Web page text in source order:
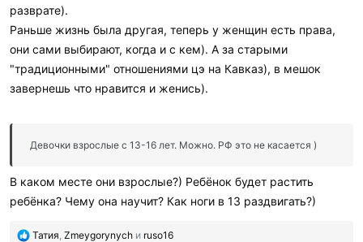
разврате).
Раньше жизнь была другая, теперь у женщин есть права,
они сами выбирают, когда и с кем). А за старыми
"традиционными" отношениями цэ на Кавказ), в мешок
завернешь что нравится и женись).
Девочки взрослые с 13-16 лет. Можно. РФ это не касается )
В каком месте они взрослые?) Ребёнок будет растить
ребёнка? Чему она научит? Как ноги в 13 раздвигать?)
П
Татия Zmeygorynych и ruso16